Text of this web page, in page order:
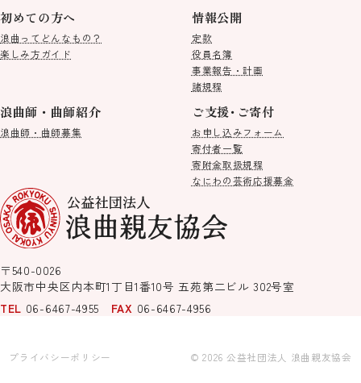
初めての方へ
浪曲ってどんなもの？
楽しみ方ガイド
情報公開
定款
役員名簿
事業報告・計画
諸規程
浪曲師・曲師紹介
浪曲師・曲師募集
ご支援･ご寄付
お申し込みフォーム
寄付者一覧
寄附金取扱規程
なにわの芸術応援募金
〒540-0026
大阪市中央区内本町1丁目1番10号 五苑第二ビル 302号室
TEL 06-6467-4955 FAX 06-6467-4956
プライバシーポリシー © 2026 公益社団法人 浪曲親友協会